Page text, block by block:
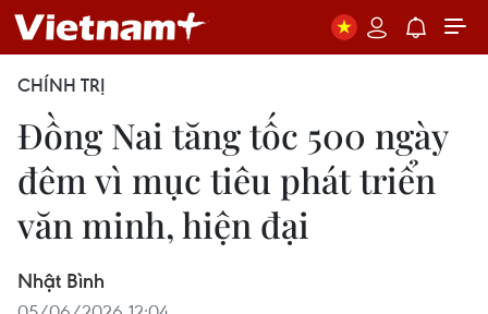
CHÍNH TRỊ
Đồng Nai tăng tốc 500 ngày
đêm vì mục tiêu phát triển
văn minh, hiện đại
Nhật Bình